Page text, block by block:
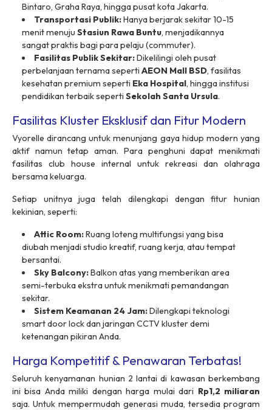
Bintaro, Graha Raya, hingga pusat kota Jakarta.
Transportasi Publik:Hanya berjarak sekitar 10-15
menit menuju Stasiun Rawa Buntu, menjadikannya
sangat praktis bagi para pelaju (commuter).
Fasilitas Publik Sekitar:Dikelilingi oleh pusat
perbelanjaan ternama seperti AEON Mall BSD, fasilitas
kesehatan premium seperti Eka Hospital, hingga institusi
pendidikan terbaik seperti Sekolah Santa Ursula.
Fasilitas Kluster Eksklusif dan Fitur Modern
Vyorelle dirancang untuk menunjang gaya hidup modern yang
aktif namun tetap aman. Para penghuni dapat menikmati
fasilitas club house internal untuk rekreasi dan olahraga
bersama keluarga.
Setiap unitnya juga telah dilengkapi dengan fitur hunian
kekinian, seperti:
Attic Room:Ruang loteng multifungsi yang bisa
diubah menjadi studio kreatif, ruang kerja, atau tempat
bersantai.
Sky Balcony:Balkon atas yang memberikan area
semi-terbuka ekstra untuk menikmati pemandangan
sekitar.
Sistem Keamanan 24 Jam:Dilengkapi teknologi
smart door lockdan jaringan CCTV kluster demi
ketenangan pikiran Anda.
Harga Kompetitif & Penawaran Terbatas!
Seluruh kenyamanan hunian 2 lantai di kawasan berkembang
ini bisa Anda miliki dengan harga mulai dari Rp1,2 miliaran
saja. Untuk mempermudah generasi muda, tersedia program